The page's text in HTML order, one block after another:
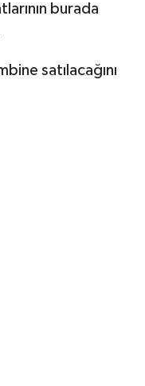
burada
satılacağını